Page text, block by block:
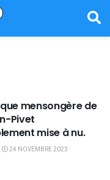
mensongère de
Pivet
mise à nu.
24 NOVEMBRE 2023